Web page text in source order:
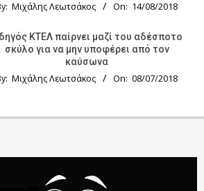
Μιχάλης Λεωτσάκος On: 14/08/2018
KTΕΛ παίρνει μαζί του αδέσποτο
σκύλο για να μην υποφέρει από τον
καύσωνα
Μιχάλης Λεωτσάκος On: 08/07/2018